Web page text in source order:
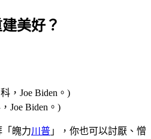
美好？
Joe Biden。)
魄力川普 」，你也可以討厭、憎